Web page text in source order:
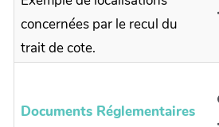
concernées par le recul du
trait de cote.
Documents Réglementaires